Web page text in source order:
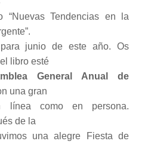
“Nuevas Tendencias en la
junio de este año. Os
libro esté
General Anual de
una gran
línea como en persona.
de la
una alegre Fiesta de